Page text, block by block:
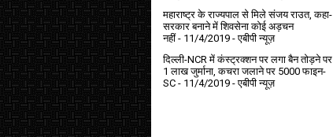
महाराष्ट्र के राज्यपाल से मिले संजय राउत, कहा-
सरकार बनाने में शिवसेना कोई अड़चन
नहीं- 11/4/2019 - एबीपी न्यूज़
दिल्ली-NCR में कंस्ट्रक्शन पर लगा बैन तोड़ने पर
1 लाख जुर्माना, कचरा जलाने पर ₹5000 फाइन-
SC - 11/4/2019 - एबीपी न्यूज़